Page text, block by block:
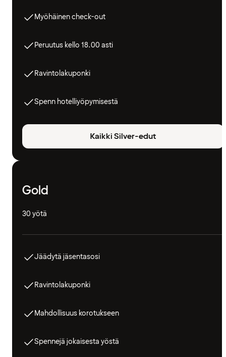
Myöhäinen check-out
Peruutus kello 18.00 asti
Ravintolakuponki
Spenn hotelliyöpymisestä
Kaikki Silver-edut
Gold
30 yötä
Jäädytä jäsentasosi
Ravintolakuponki
Mahdollisuus korotukseen
Spennejä jokaisesta yöstä